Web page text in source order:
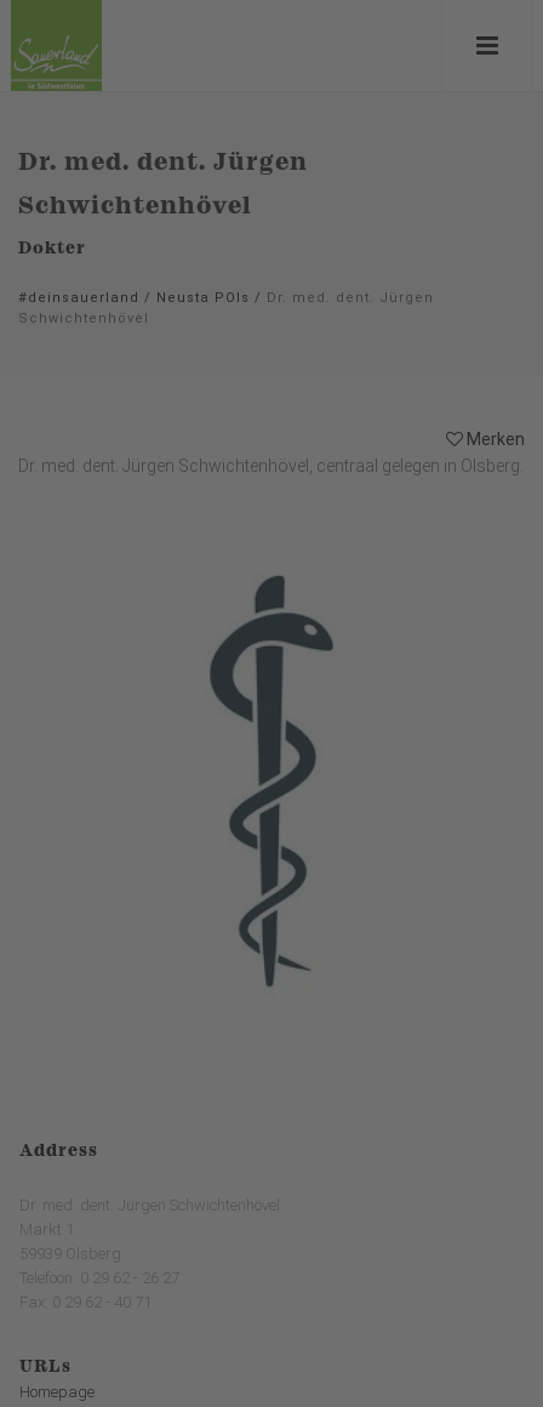
Dr. med. dent. Jürgen
Schwichtenhövel
Dokter
#deinsauerland / Neusta POIs / Dr. med. dent. Jürgen
Schwichtenhövel
Merken
Dr. med. dent. Jürgen Schwichtenhövel, centraal gelegen in Olsberg.
Address
Dr. med. dent. Jürgen Schwichtenhövel
Markt 1
59939 Olsberg
Telefoon: 0 29 62 - 26 27
Fax: 0 29 62 - 40 71
URLs
Homepage